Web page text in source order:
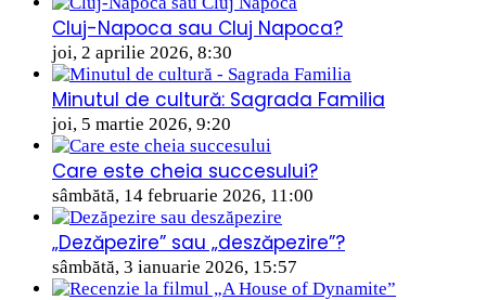
Cluj-Napoca sau Cluj Napoca?
joi, 2 aprilie 2026, 8:30
Minutul de cultură: Sagrada Familia
joi, 5 martie 2026, 9:20
Care este cheia succesului?
sâmbătă, 14 februarie 2026, 11:00
„Dezăpezire” sau „deszăpezire”?
sâmbătă, 3 ianuarie 2026, 15:57